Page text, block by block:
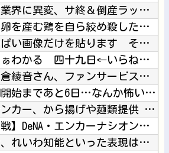
【悲報】ソシャゲ業界に異変、サ終＆倒産ラッシュ「ヒット一本で...
フジテレビが金の卵を産む鶏を自ら絞め殺した模様、社運を賭けた...
【画像】良いお○ぱい画像だけを貼ります それ以外は貼りません...
【疑問】葬式←まぁわかる 四十九日←いらねぇだろ他
【動画】声優の佐倉綾音さん、ファンサービスも欠かさないｗｗｗ...
【ウマ娘】8月LoH開始まであと6日…なんか怖いんだけど先行...
【避難所】キッチンカー、から揚げや麺類提供 40代女性「最高...
【DeNA対広島17回戦】DeNA・エンカーナシオン、第7号...
パヨ「れいわ信者、れいわ知能といった表現は完全に差別表現。メ...